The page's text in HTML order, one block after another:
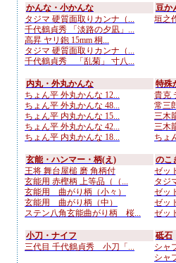
かんな・小かんな
タジマ 硬質面取りカンナ（...
千代鶴貞秀 「淡路の夕凪」...
高昇 ヤリ鉋 15mm 桐...
タジマ 硬質面取りカンナ（...
千代鶴貞秀 「乱菊」 寸八...
豆か
垣之
内丸・外丸かんな
ちょん平 外丸かんな 12...
ちょん平 外丸かんな 48...
ちょん平 内丸かんな 15...
ちょん平 外丸かんな 42...
ちょん平 内丸かんな 18...
特殊
貴克
常三
三木
三木
ちょ
玄能・ハンマー・柄(え)
王将 舞台屋槌 磨 角柄付
玄能用 赤樫柄 上等品（（...
玄能用 曲がり柄（小々）
玄能用 曲がり柄（中）
ステン八角玄能曲がり柄 桜...
のこ
ゼッ
タジ
ゼッ
ゼッ
ゼッ
小刀・ナイフ
三代目 千代鶴貞秀 小刀「...
砥石
シャ
シャ